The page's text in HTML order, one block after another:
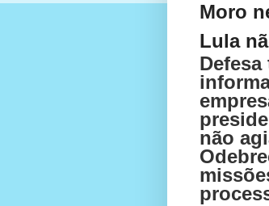
Moro
Lula
não